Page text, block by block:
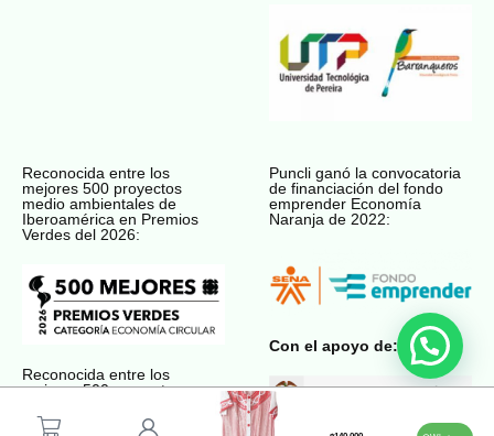
Reconocida entre los
mejores 500 proyectos
medio ambientales de
Iberoamérica en Premios
Verdes del 2026:
Reconocida entre los
mejores 500 proyectos
Premios Verdes del 2022:
Puncli ganó la convocatoria
de financiación del fondo
emprender Economía
Naranja de 2022:
Con el apoyo de: